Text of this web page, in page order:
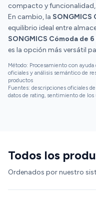
compacto y
En cambio, la SONGMICS
equilibrio ideal entre
SONGMICS Cómoda de
es la opción más versátil
Método: Procesamiento con
oficiales y análisis semántico de
productos
Fuentes: descripciones oficiales
datos de rating, sentimiento de
Todos los
Ordenados por nuestro